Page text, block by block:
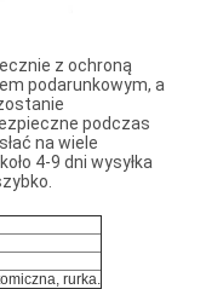
z ochroną
podarunkowym, a
podczas
na wiele
4-9 dni wysyłka
rurka.